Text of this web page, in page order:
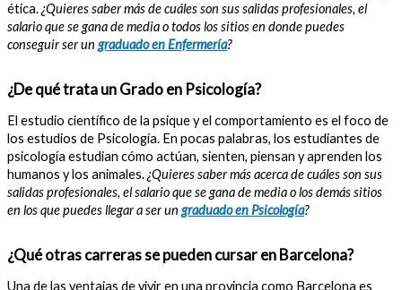
ética.¿Quieres saber más de cuáles son sus salidas profesionales, el
salario que se gana de media o todos los sitios en donde puedes
conseguir ser un graduado en Enfermería?
¿De qué trata un Grado en Psicología?
El estudio científico de la psique y el comportamiento es el foco de
los estudios de Psicología. En pocas palabras, los estudiantes de
psicología estudian cómo actúan, sienten, piensan y aprenden los
humanos y los animales.¿Quieres saber más acerca de cuáles son sus
salidas profesionales, el salario que se gana de media o los demás sitios
en los que puedes llegar a ser un graduado en Psicología?
¿Qué otras carreras se pueden cursar en Barcelona?
Una de las ventajas de vivir en una provincia como Barcelona es